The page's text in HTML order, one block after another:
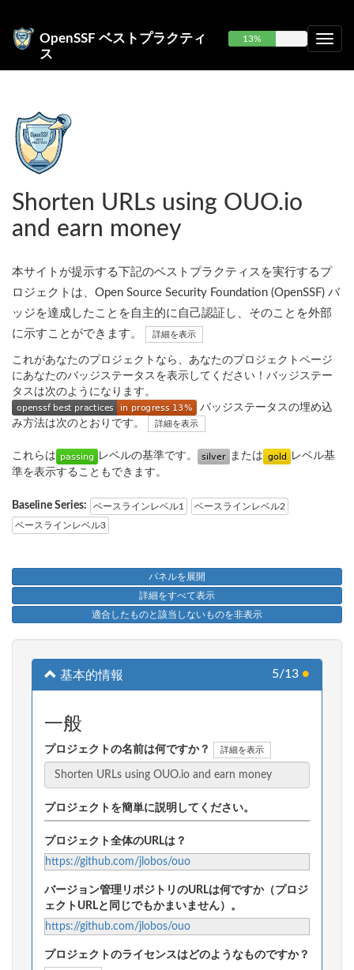
OpenSSF ベストプラクティ
ス
13%
Shorten URLs using OUO.io
and earn money
本サイトが提示する下記のベストプラクティスを実行するプ
ロジェクトは、Open Source Security Foundation (OpenSSF) バ
ッジを達成したことを自主的に自己認証し、そのことを外部
に示すことができます。
詳細を表示
これがあなたのプロジェクトなら、あなたのプロジェクトページ
にあなたのバッジステータスを表示してください！バッジステー
タスは次のようになります。
バッジステータスの埋め込
み方法は次のとおりです。
詳細を表示
これらは レベルの基準です。 または
レベル基
準を表示することもできます。
Baseline Series: ベースラインレベル1
ベースラインレベル2
ベースラインレベル3
パネルを展開
詳細をすべて表示
適合したものと該当しないものを非表示
基本的情報 5/13 ●
一般
プロジェクトの名前は何ですか？ 詳細を表示
プロジェクトを簡単に説明してください。
プロジェクト全体のURLは？
https://github.com/jlobos/ouo
バージョン管理リポジトリのURLは何ですか（プロジ
ェクトURLと同じでもかまいません）。
https://github.com/jlobos/ouo
プロジェクトのライセンスはどのようなものですか？